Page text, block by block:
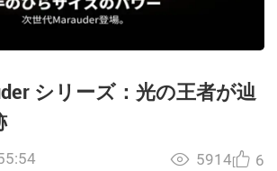
シリーズ：光の王者が辿
5914 6